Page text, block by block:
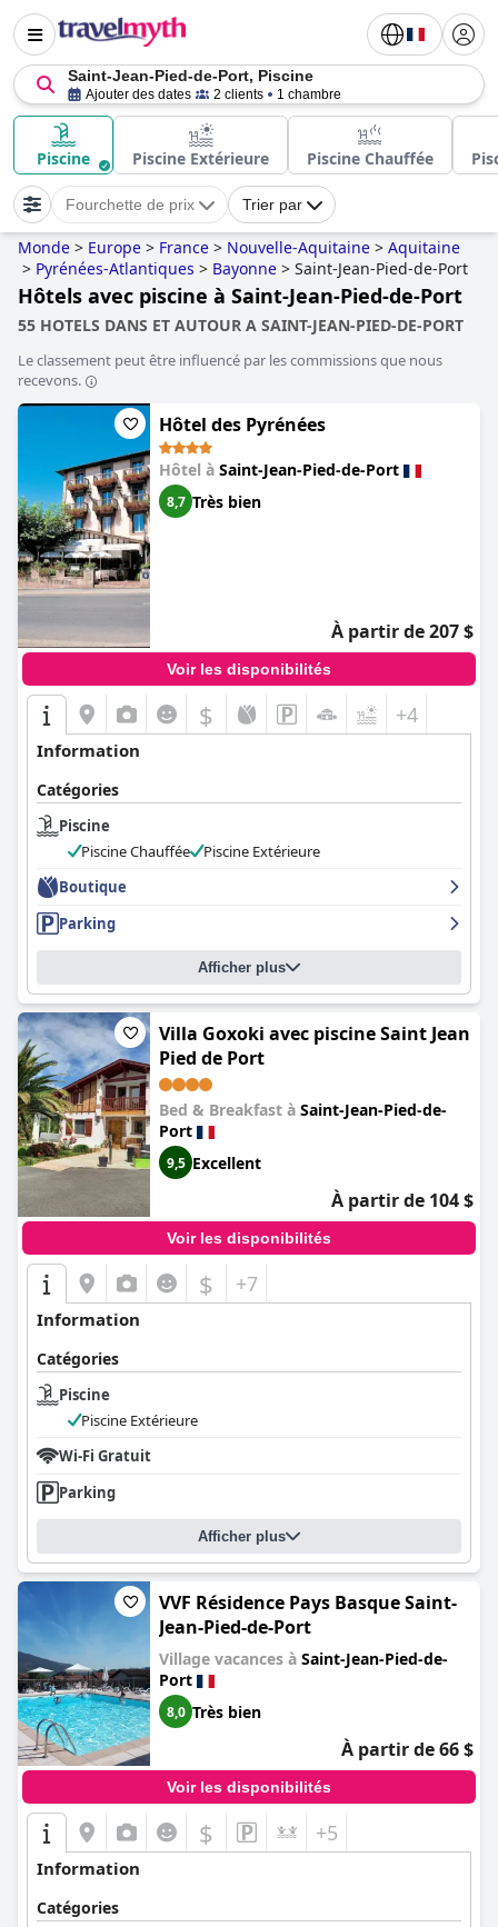
Saint-Jean-Pied-de-Port, Piscine
Ajouter des dates 2 clients 1 chambre
Piscine Piscine Extérieure Piscine Chauffée
Fourchette de prix Trier par
Monde > Europe > France > Nouvelle-Aquitaine > Aquitaine
> Pyrénées-Atlantiques > Bayonne > Saint-Jean-Pied-de-Port
Hôtels avec piscine à Saint-Jean-Pied-de-Port
55 HOTELS DANS ET AUTOUR A SAINT-JEAN-PIED-DE-PORT
Le classement peut être influencé par les commissions que nous
recevons.
Hôtel des Pyrénées
Hôtel à Saint-Jean-Pied-de-Port
8,7 Très bien
À partir de 207 $
Voir les disponibilités
$ +4
Information
Catégories
Piscine
Piscine Chauffée
Piscine Extérieure
Boutique
Parking
Afficher plus
Villa Goxoki avec piscine Saint Jean
Pied de Port
Bed & Breakfast à Saint-Jean-Pied-de-
Port
9,5 Excellent
À partir de 104 $
Voir les disponibilités
$ +7
Information
Catégories
Piscine
Piscine Extérieure
Wi-Fi Gratuit
Parking
Afficher plus
VVF Résidence Pays Basque Saint-
Jean-Pied-de-Port
Village vacances à Saint-Jean-Pied-de-
Port
8,0 Très bien
À partir de 66 $
Voir les disponibilités
$ +5
Information
Catégories